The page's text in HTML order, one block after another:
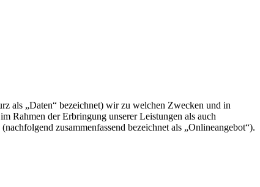
als „Daten“ bezeichnet) wir zu welchen Zwecken und in
Rahmen der Erbringung unserer Leistungen als auch
zusammenfassend bezeichnet als „Onlineangebot“).